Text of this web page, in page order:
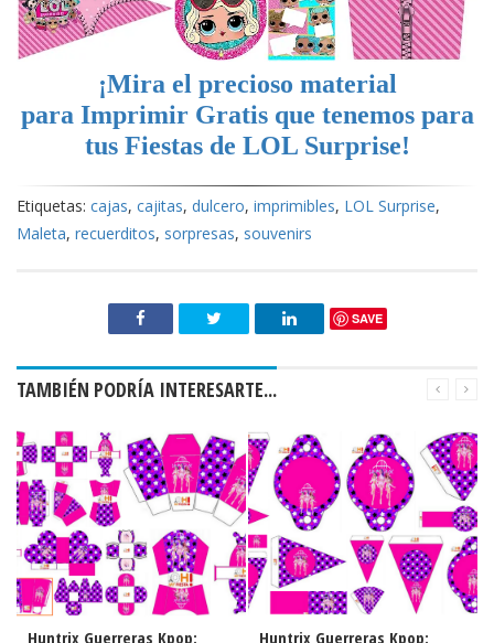
¡Mira el precioso material
para Imprimir Gratis que tenemos para
tus Fiestas de LOL Surprise!
Etiquetas: cajas, cajitas, dulcero, imprimibles, LOL Surprise,
Maleta, recuerditos, sorpresas, souvenirs
SAVE
TAMBIÉN PODRÍA INTERESARTE...
Huntrix Guerreras Kpop: Huntrix Guerreras Kpop: